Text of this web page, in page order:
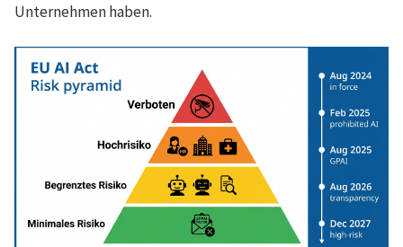
Unternehmen haben.